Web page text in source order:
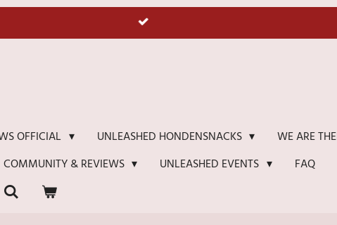
OFFICIAL UNLEASHED HONDENSNACKS WE ARE
COMMUNITY & REVIEWS UNLEASHED EVENTS
FAQ